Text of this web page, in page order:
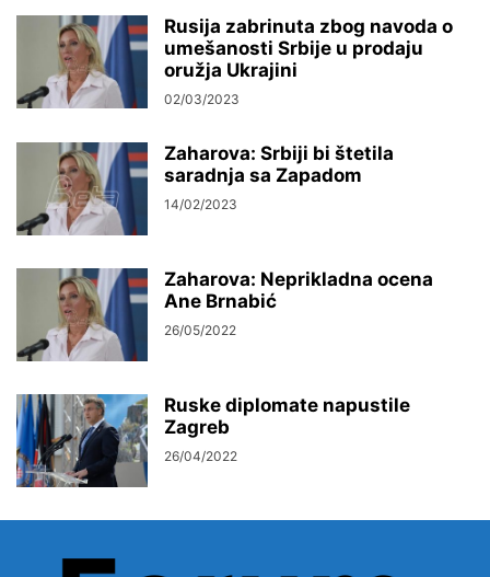
Rusija zabrinuta zbog navoda o
umešanosti Srbije u prodaju
oružja Ukrajini
02/03/2023
Zaharova: Srbiji bi štetila
saradnja sa Zapadom
14/02/2023
Zaharova: Neprikladna ocena
Ane Brnabić
26/05/2022
Ruske diplomate napustile
Zagreb
26/04/2022